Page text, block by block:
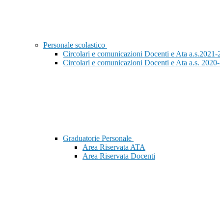
Personale scolastico
Circolari e comunicazioni Docenti e Ata a.s.2021-
Circolari e comunicazioni Docenti e Ata a.s.
Graduatorie Personale
Area Riservata ATA
Area Riservata Docenti